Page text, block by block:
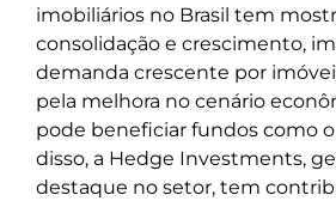
imobiliários no Brasil tem
consolidação e crescimento,
demanda crescente por
pela melhora no cenário
pode beneficiar fundos como o
disso, a Hedge Investments,
destaque no setor, tem